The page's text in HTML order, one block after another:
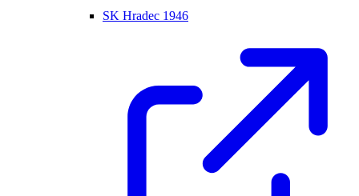
SK Hradec 1946